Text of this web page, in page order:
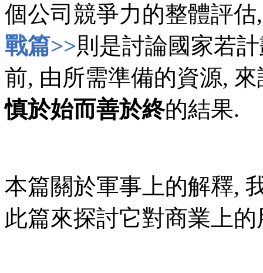
個公司競爭力的整體評
戰篇>>則是討論國家若
前, 由所需準備的資源,
慎於始而善於終的結果.
本篇關於軍事上的解釋,
此篇來探討它對商業上